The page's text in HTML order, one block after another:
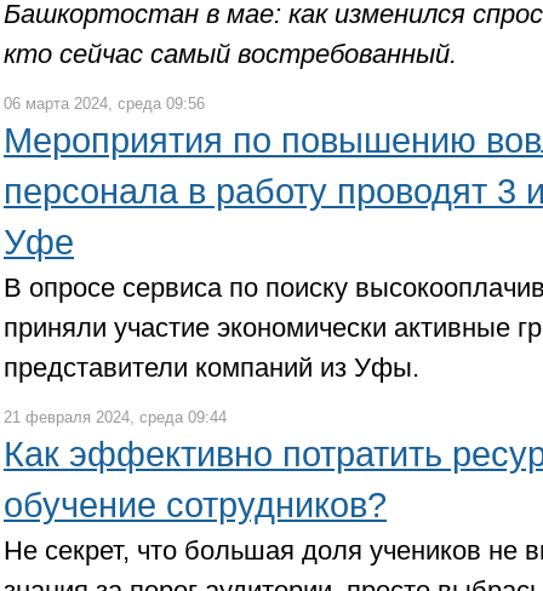
Башкортостан в мае: как изменился
кто сейчас самый востребованный.
06 марта 2024, среда 09:56
Мероприятия по повышению
персонала в работу проводят 3
Уфе
В опросе сервиса по поиску
приняли участие экономически активные
представители компаний из Уфы.
21 февраля 2024, среда 09:44
Как эффективно потратить
обучение сотрудников?
Не секрет, что большая доля учеников не